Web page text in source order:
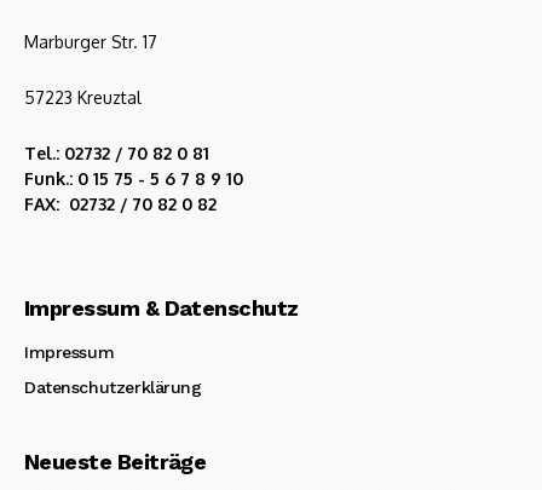
Marburger Str. 17
57223 Kreuztal
Tel.: 02732 / 70 82 0 81
Funk.: 0 15 75 - 5 6 7 8 9 10
FAX: 02732 / 70 82 0 82
Impressum & Datenschutz
Impressum
Datenschutzerklärung
Neueste Beiträge